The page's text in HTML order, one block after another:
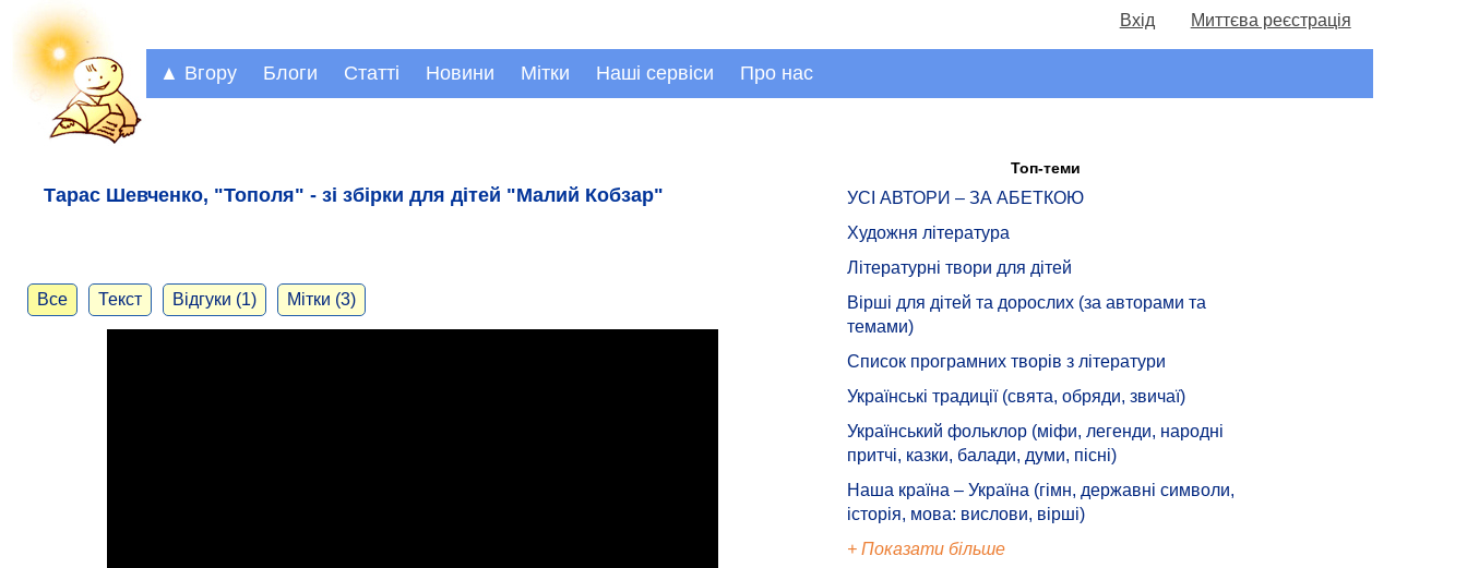
Вхід Миттєва реєстрація
▲ Вгору Блоги Статті Новини Мітки Наші сервіси Про нас
Тарас Шевченко, "Тополя" - зі збірки для дітей "Малий Кобзар"
Все Текст Відгуки (1) Мітки (3)
Топ-теми
УСІ АВТОРИ – ЗА АБЕТКОЮ
Художня література
Літературні твори для дітей
Вірші для дітей та дорослих (за авторами та
темами)
Список програмних творів з літератури
Українські традиції (свята, обряди, звичаї)
Український фольклор (міфи, легенди, народні
притчі, казки, балади, думи, пісні)
Наша країна – Україна (гімн, державні символи,
історія, мова: вислови, вірші)
+ Показати більше